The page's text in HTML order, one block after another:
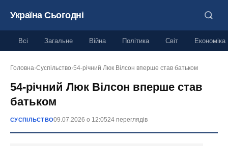
Україна Сьогодні
Всі Загальне Війна Політика Світ Економіка
Головна›Суспільство›54-річний Люк Вілсон вперше став батьком
54-річний Люк Вілсон вперше став
батьком
СУСПІЛЬСТВО09.07.2026 о 12:0524 переглядів